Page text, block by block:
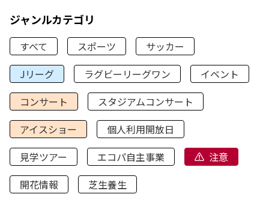
ジャンルカテゴリ
すべて スポーツ
サッカー
Jリーグ
ラグビーリーグワン
イベント
コンサート
スタジアムコンサート
アイスショー
個人利用開放日
見学ツアー
エコパ自主事業
注意
開花情報
芝生養生